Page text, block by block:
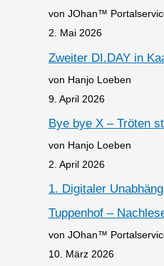
von JOhan™
2. Mai 2026
Zweiter DI.DAY in
von Hanjo Loeben
9. April 2026
Bye bye X – Tröten
von Hanjo Loeben
2. April 2026
1. Digitaler
Tuppenhof –
von JOhan™
10. März 2026